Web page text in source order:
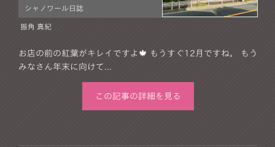
シャノワール日誌
振角 真紀
お店の前の紅葉がキレイですよ🍁 もうすぐ12月ですね。 もう
みなさん年末に向けて...
この記事の詳細を見る